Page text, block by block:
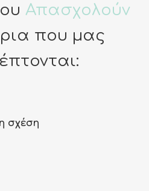
Απασχολούν
που μας
σχέση